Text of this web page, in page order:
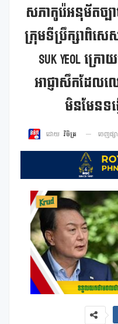
សភាកូរ៉េអនុម័តច្ប
ក្រុមទីប្រឹក្សាពិសេ
Suk Yeol ក្រ
អាជ្ញាសឹកដែល
មិនមែនទង្
ដោយ វិចិត្រ ចេញផ្ស